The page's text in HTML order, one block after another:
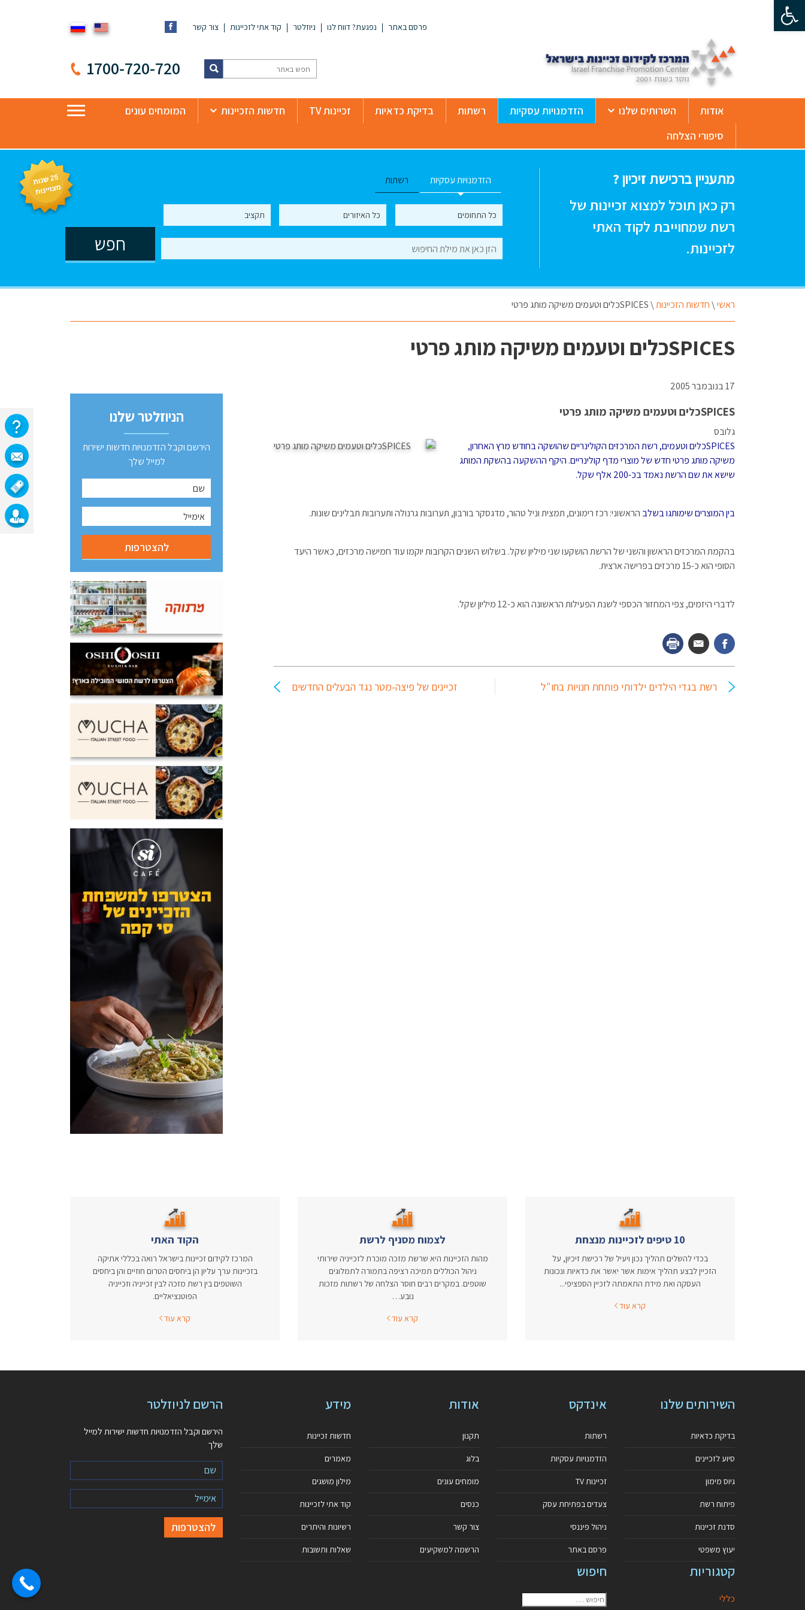
פתח סרגל נגישות
פרסם באתר נפגעת? דווח לנו ניוזלטר קוד אתי לזכיינות צור קשר
1700-720-720
אודות השרותים שלנו הזדמנויות עסקיות רשתות בדיקת כדאיות זכיינות TV חדשות הזכיינות
המומחים עונים
סיפורי הצלחה
מתעניין ברכישת זיכיון ?
רק כאן תוכל למצוא זכיינות של
רשת שמחוייבת לקוד האתי
לזכיינות.
הזדמנויות עסקיות רשתות
ראשי\חדשות הזכיינות\SPICESכלים וטעמים משיקה מותג פרטי
SPICESכלים וטעמים משיקה מותג פרטי
17 בנובמבר 2005
SPICESכלים וטעמים משיקה מותג פרטי
גלובס
SPICESכלים וטעמים, רשת המרכזים הקולינריים שהושקה בחודש מרץ האחרון,
משיקה מותג פרטי חדש של מוצרי מדף קולינריים. היקף ההשקעה בהשקת המותג
שישא את שם הרשת נאמד בכ-200 אלף שקל.
בין המוצרים שימותגו בשלב הראשוני: רכז רימונים, תמצית וניל טהור, מדגסקר בורבון, תערובות גרנולה ותערובות תבלינים שונות.
בהקמת המרכזים הראשון והשני של הרשת הושקעו שני מיליון שקל. בשלוש השנים הקרובות יוקמו עוד חמישה מרכזים, כאשר היעד
הסופי הוא כ-15 מרכזים בפרישה ארצית.
לדברי היזמים, צפי המחזור הכספי לשנת הפעילות הראשונה הוא כ-12 מיליון שקל.
רשת בגדי הילדים ילדותי פותחת חנויות בחו"ל זכיינים של פיצה-מטר נגד הבעלים החדשים
הניוזלטר שלנו
הירשם וקבל הזדמנויות חדשות ישירות
למייל שלך
10 טיפים לזכיינות מנצחת
בכדי להשלים תהליך נכון ויעיל של רכישת זיכיון, על
הזכיין לבצע תהליך אימות אשר יאשר את כדאיות ונכונות
העסקה ואת מידת התאמתה לזכיין הספציפי...
קרא עוד
לצמוח מסניף לרשת
מהות הזכיינות היא שרשת מזכה מוכרת לזכייניה שירותי
ניהול הכוללים תמיכה רציפה בתמורה לתמלוגים
שוטפים. במקרים רבים חוסר הצלחה של רשתות מזכות
נובע…
קרא עוד
הקוד האתי
המרכז לקידום זכיינות בישראל רואה בכללי אתיקה
בזכיינות ערך עליון הן ביחסים הטרום חוזיים והן ביחסים
השוטפים בין רשת מזכה לבין זכייניה וזכייניה
הפוטנציאליים.
קרא עוד
השירותים שלנו
בדיקת כדאיות
סיוע לזכיינים
גיוס מימון
פיתוח רשת
סדנת זכיינות
יעוץ משפטי
אינדקס
רשתות
הזדמנויות עסקיות
זכיינות TV
צעדים בפתיחת עסק
ניהול פיננסי
פרסם באתר
אודות
תקנון
בלוג
מומחים עונים
כנסים
צור קשר
הרשמה למשקיעים
מידע
חדשות זכיינות
מאמרים
מילון מושגים
קוד אתי לזכיינות
רשיונות והיתרים
שאלות ותשובות
קטגוריות
כללי
חיפוש
הרשם לניוזלטר
הירשם וקבל הזדמנויות חדשות ישירות למייל
שלך